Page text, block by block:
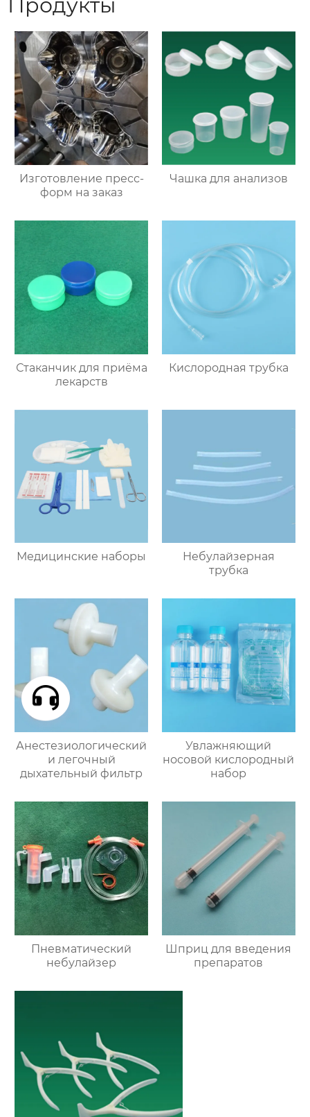
Продукты
Изготовление пресс-
форм на заказ
Чашка для анализов
Стаканчик для приёма
лекарств
Кислородная трубка
Медицинские наборы
Небулайзерная
трубка
Анестезиологический
и легочный
дыхательный фильтр
Увлажняющий
носовой кислородный
набор
Пневматический
небулайзер
Шприц для введения
препаратов